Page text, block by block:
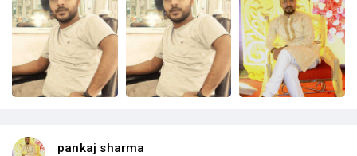
pankaj sharma